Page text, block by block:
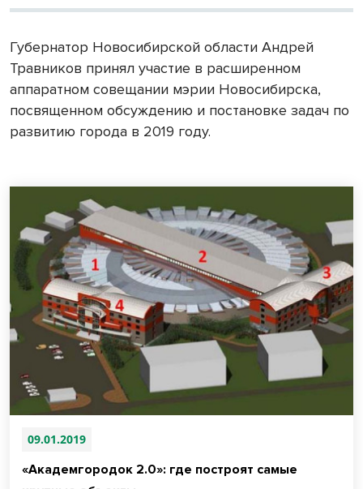
Губернатор Новосибирской области Андрей
Травников принял участие в расширенном
аппаратном совещании мэрии Новосибирска,
посвященном обсуждению и постановке задач по
развитию города в 2019 году.
09.01.2019
«Академгородок 2.0»: где построят самые